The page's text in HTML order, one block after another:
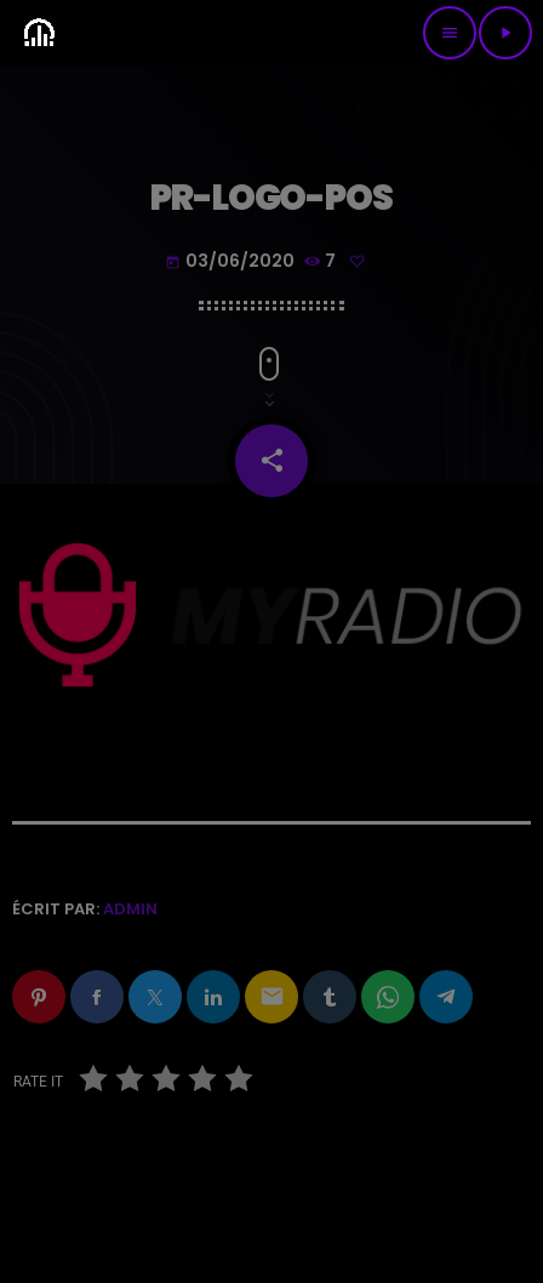
menu play_arrow
PR-LOGO-POS
today 03/06/2020 7
share
email
ÉCRIT PAR:ADMIN
email
RATE IT